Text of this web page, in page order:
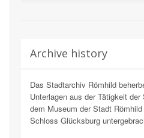
Archive history
Das Stadtarchiv Römhild
Unterlagen aus der Tätigkeit
dem Museum der Stadt
Schloss Glücksburg